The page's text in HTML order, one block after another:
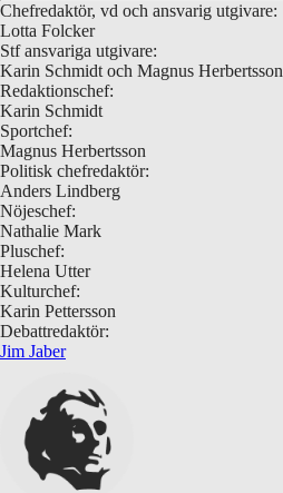
Chefredaktör, vd och ansvarig utgivare:
Lotta Folcker
Stf ansvariga utgivare:
Karin Schmidt och Magnus Herbertsson
Redaktionschef:
Karin Schmidt
Sportchef:
Magnus Herbertsson
Politisk chefredaktör:
Anders Lindberg
Nöjeschef:
Nathalie Mark
Pluschef:
Helena Utter
Kulturchef:
Karin Pettersson
Debattredaktör:
Jim Jaber